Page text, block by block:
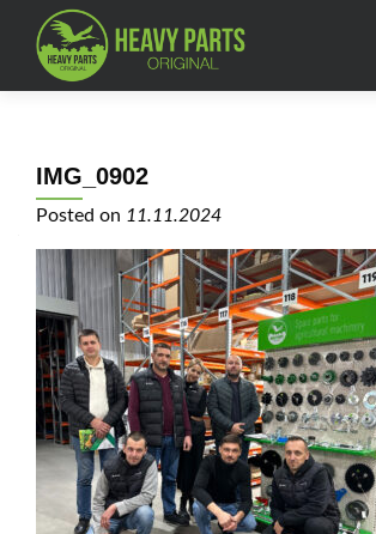
IMG_0902
Posted on 11.11.2024